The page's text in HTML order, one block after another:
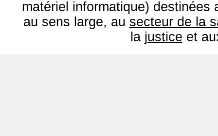
matériel informatique) destinées
au sens large, au secteur de la
la justice et